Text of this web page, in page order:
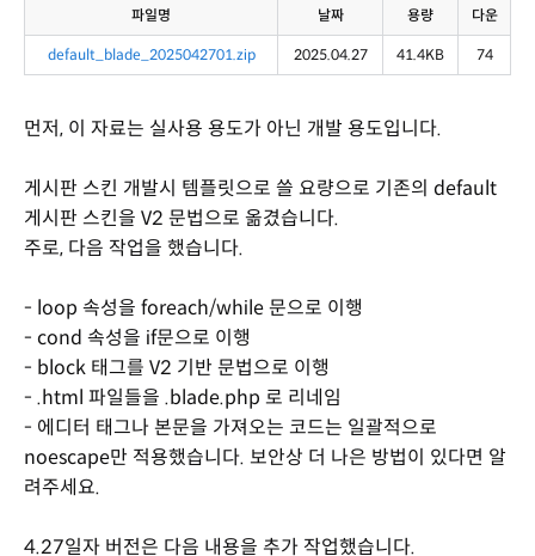
파일명 날짜 용량 다운
default_blade_2025042701.zip 2025.04.27 41.4KB 74
먼저, 이 자료는 실사용 용도가 아닌 개발 용도입니다.
게시판 스킨 개발시 템플릿으로 쓸 요량으로 기존의 default
게시판 스킨을 V2 문법으로 옮겼습니다.
주로, 다음 작업을 했습니다.
- loop 속성을 foreach/while 문으로 이행
- cond 속성을 if문으로 이행
- block 태그를 V2 기반 문법으로 이행
- .html 파일들을 .blade.php 로 리네임
- 에디터 태그나 본문을 가져오는 코드는 일괄적으로
noescape만 적용했습니다. 보안상 더 나은 방법이 있다면 알
려주세요.
4.27일자 버전은 다음 내용을 추가 작업했습니다.